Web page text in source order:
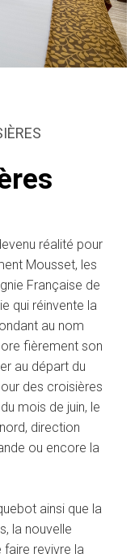
réalité pour
Mousset, les
Française de
qui réinvente la
au nom
fièrement son
au départ du
des croisières
mois de juin, le
direction
ou encore la
ainsi que la
la nouvelle
faire revivre la